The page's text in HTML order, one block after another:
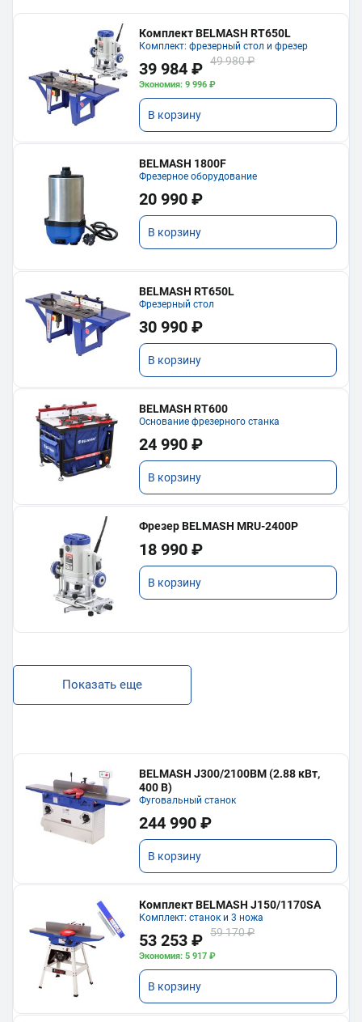
Комплект BELMASH RT650L
Комплект: фрезерный стол и фрезер
39 984 ₽ 49 980 ₽
Экономия: 9 996 ₽
В корзину
BELMASH 1800F
Фрезерное оборудование
20 990 ₽
В корзину
BELMASH RT650L
Фрезерный стол
30 990 ₽
В корзину
BELMASH RT600
Основание фрезерного станка
24 990 ₽
В корзину
Фрезер BELMASH MRU-2400P
18 990 ₽
В корзину
Показать еще
BELMASH J300/2100ВМ (2.88 кВт,
400 В)
Фуговальный станок
244 990 ₽
В корзину
Комплект BELMASH J150/1170SA
Комплект: станок и 3 ножа
53 253 ₽ 59 170 ₽
Экономия: 5 917 ₽
В корзину